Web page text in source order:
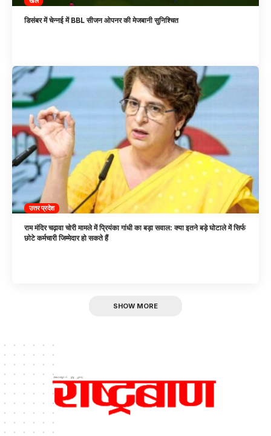
डिसंबर में चेन्नई में BBL सीजन ओपनर की मेजबानी सुनिश्चित
उत्तर प्रदेश
राम मंदिर चढ़ावा चोरी मामले में प्रियंका गांधी का बड़ा सवाल: क्या इतने बड़े घोटाले में सिर्फ
छोटे कर्मचारी जिम्मेदार हो सकते हैं
SHOW MORE